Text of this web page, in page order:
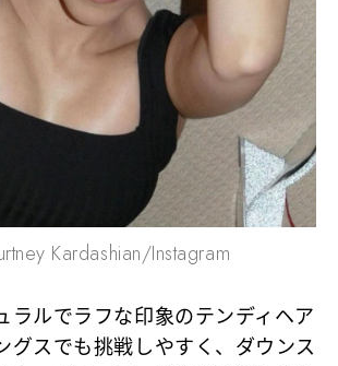
Kardashian/Instagram
ラルでラフな印象のテンディヘア
グスでも挑戦しやすく、ダウンス